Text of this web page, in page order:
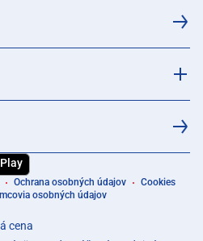
Ochrana osobných údajov
Cookies
osobných údajov
cena